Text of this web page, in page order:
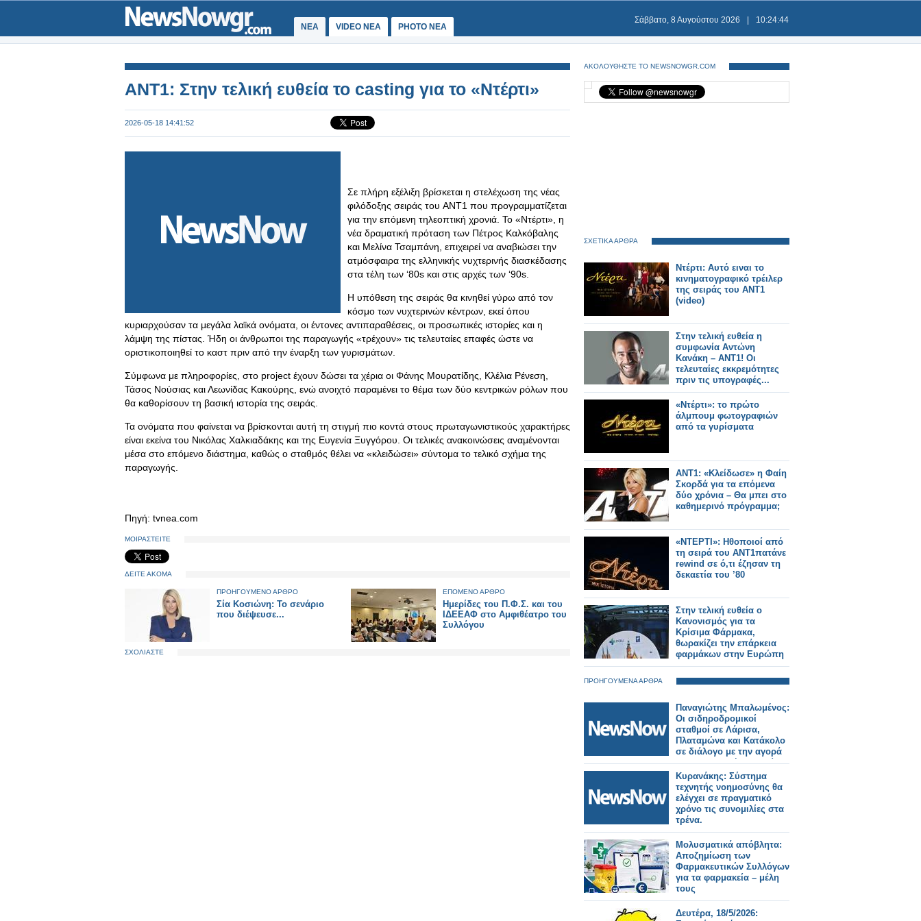
ΝΕΑ VIDEO NEA PHOTO NEA
Σάββατο, 8 Αυγούστου 2026 10:24:44
ANT1: Στην τελική ευθεία το casting για το «Ντέρτι»
2026-05-18 14:41:52
Σε πλήρη εξέλιξη βρίσκεται η στελέχωση της νέας
φιλόδοξης σειράς του ANT1 που προγραμματίζεται
για την επόμενη τηλεοπτική χρονιά. Το «Ντέρτι», η
νέα δραματική πρόταση των Πέτρος Καλκόβαλης
και Μελίνα Τσαμπάνη, επιχειρεί να αναβιώσει την
ατμόσφαιρα της ελληνικής νυχτερινής διασκέδασης
στα τέλη των ‘80s και στις αρχές των ‘90s.
Η υπόθεση της σειράς θα κινηθεί γύρω από τον
κόσμο των νυχτερινών κέντρων, εκεί όπου
κυριαρχούσαν τα μεγάλα λαϊκά ονόματα, οι έντονες αντιπαραθέσεις, οι προσωπικές ιστορίες και η
λάμψη της πίστας. Ήδη οι άνθρωποι της παραγωγής «τρέχουν» τις τελευταίες επαφές ώστε να
οριστικοποιηθεί το καστ πριν από την έναρξη των γυρισμάτων.
Σύμφωνα με πληροφορίες, στο project έχουν δώσει τα χέρια οι Φάνης Μουρατίδης, Κλέλια Ρένεση,
Τάσος Νούσιας και Λεωνίδας Κακούρης, ενώ ανοιχτό παραμένει το θέμα των δύο κεντρικών ρόλων που
θα καθορίσουν τη βασική ιστορία της σειράς.
Τα ονόματα που φαίνεται να βρίσκονται αυτή τη στιγμή πιο κοντά στους πρωταγωνιστικούς χαρακτήρες
είναι εκείνα του Νικόλας Χαλκιαδάκης και της Ευγενία Ξυγγόρου. Οι τελικές ανακοινώσεις αναμένονται
μέσα στο επόμενο διάστημα, καθώς ο σταθμός θέλει να «κλειδώσει» σύντομα το τελικό σχήμα της
παραγωγής.
Πηγή: tvnea.com
ΜΟΙΡΑΣΤΕΙΤΕ
ΔΕΙΤΕ ΑΚΟΜΑ
ΠΡΟΗΓΟΥΜΕΝΟ ΑΡΘΡΟ
Σία Κοσιώνη: Το σενάριο
που διέψευσε...
ΕΠΟΜΕΝΟ ΑΡΘΡΟ
Ημερίδες του Π.Φ.Σ. και του
ΙΔΕΕΑΦ στο Αμφιθέατρο του
Συλλόγου
ΣΧΟΛΙΑΣΤΕ
ΑΚΟΛΟΥΘΗΣΤΕ ΤΟ NEWSNOWGR.COM
ΣΧΕΤΙΚΑ ΑΡΘΡΑ
Ντέρτι: Αυτό ειναι το
κινηματογραφικό τρέιλερ
της σειράς του ΑΝΤ1
(video)
Στην τελική ευθεία η
συμφωνία Αντώνη
Κανάκη – ΑΝΤ1! Οι
τελευταίες εκκρεμότητες
πριν τις υπογραφές...
«Ντέρτι»: το πρώτο
άλμπουμ φωτογραφιών
από τα γυρίσματα
ANT1: «Κλείδωσε» η Φαίη
Σκορδά για τα επόμενα
δύο χρόνια – Θα μπει στο
καθημερινό πρόγραμμα;
«ΝΤΕΡΤΙ»: Ηθοποιοί από
τη σειρά του ΑΝΤ1πατάνε
rewind σε ό,τι έζησαν τη
δεκαετία του ’80
Στην τελική ευθεία ο
Κανονισμός για τα
Κρίσιμα Φάρμακα,
θωρακίζει την επάρκεια
φαρμάκων στην Ευρώπη
ΠΡΟΗΓΟΥΜΕΝΑ ΑΡΘΡΑ
Παναγιώτης Μπαλωμένος:
Οι σιδηροδρομικοί
σταθμοί σε Λάρισα,
Πλαταμώνα και Κατάκολο
σε διάλογο με την αγορά
και την τοπική κοινωνία –
Όλο το σχέδιο της
ΓΑΙΑΟΣΕ
Κυρανάκης: Σύστημα
τεχνητής νοημοσύνης θα
ελέγχει σε πραγματικό
χρόνο τις συνομιλίες στα
τρένα.
Μολυσματικά απόβλητα:
Aποζημίωση των
Φαρμακευτικών Συλλόγων
για τα φαρμακεία – μέλη
τους
Δευτέρα, 18/5/2026: